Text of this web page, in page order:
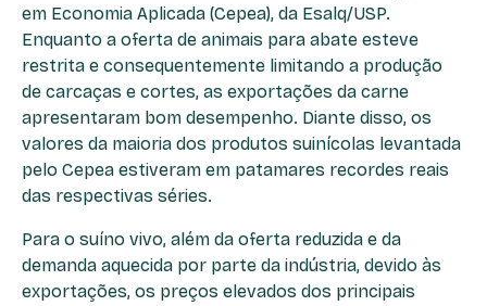
em Economia Aplicada (Cepea), da Esalq/USP.
Enquanto a oferta de animais para abate esteve
restrita e consequentemente limitando a produção
de carcaças e cortes, as exportações da carne
apresentaram bom desempenho. Diante disso, os
valores da maioria dos produtos suinícolas levantada
pelo Cepea estiveram em patamares recordes reais
das respectivas séries.
Para o suíno vivo, além da oferta reduzida e da
demanda aquecida por parte da indústria, devido às
exportações, os preços elevados dos principais